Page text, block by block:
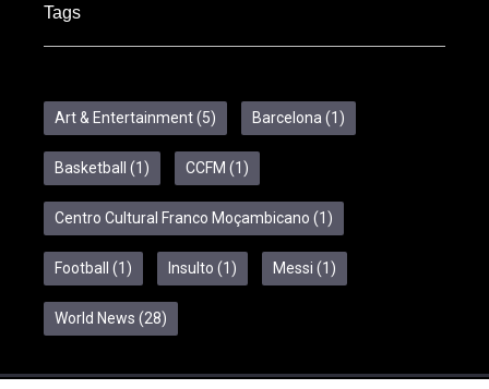
Tags
Art & Entertainment(5) Barcelona(1)
Basketball (1) CCFM (1)
Centro Cultural Franco Moçambicano (1)
Football (1) Insulto (1) Messi (1)
World News (28)